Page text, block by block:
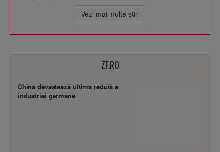
Vezi mai multe ştiri
ZF.RO
China devastează ultima redută a
industriei germane